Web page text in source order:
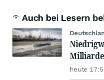
Auch bei Lesern
heute